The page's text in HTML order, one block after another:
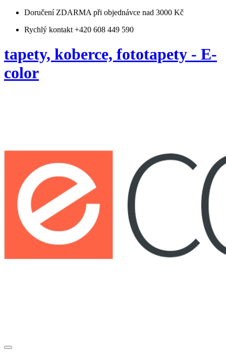
Doručení ZDARMA při objednávce nad 3000 Kč
Rychlý kontakt +420 608 449 590
tapety, koberce, fototapety - E-
color